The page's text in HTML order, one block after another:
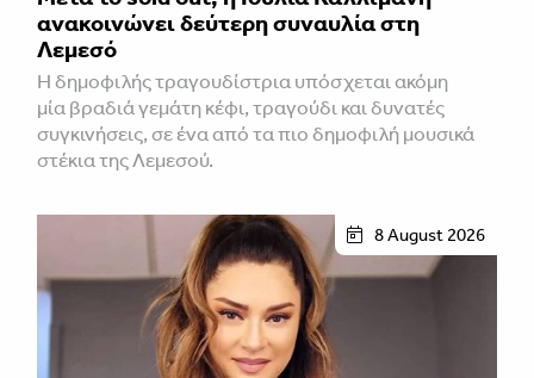
ανακοινώνει δεύτερη συναυλία στη
Λεμεσό
H δημοφιλής τραγουδίστρια υπόσχεται ακόμη
μία βραδιά γεμάτη κέφι, τραγούδι και δυνατές
συγκινήσεις, σε ένα από τα πιο δημοφιλή μουσικά
στέκια της Λεμεσού.
8 August 2026